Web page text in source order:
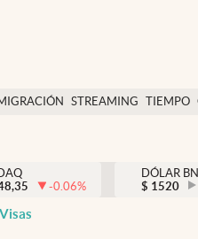
STREAMING TIEMPO
México
-0.06%
DÓLAR
$ 1520
Visas